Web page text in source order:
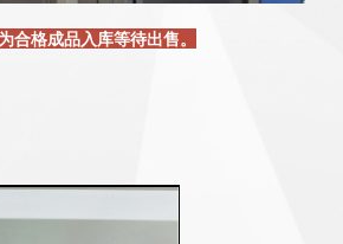
格成品入库等待出售。